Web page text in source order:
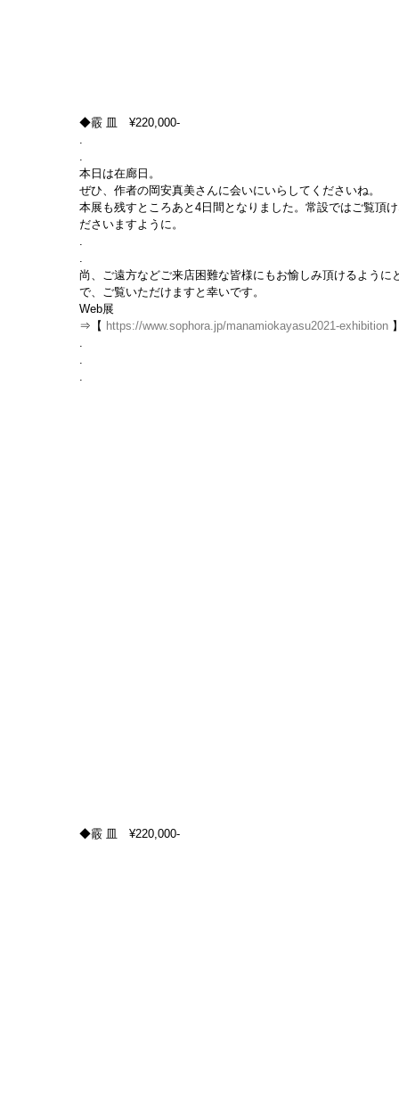
◆霰 皿　¥220,000-
.
.
本日は在廊日。
ぜひ、作者の岡安真美さんに会いにいらしてくださいね。
本展も残すところあと4日間となりました。常設ではご覧頂
ださいますように。
.
.
尚、ご遠方などご来店困難な皆様にもお愉しみ頂けるよう
で、ご覧いただけますと幸いです。
Web展
⇒【 https://www.sophora.jp/manamiokayasu2021-exhibition
.
.
.
◆霰 皿　¥220,000-